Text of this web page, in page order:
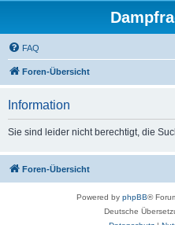
FAQ
Foren-Übersicht
Information
Sie sind leider nicht berechtigt, die
Foren-Übersicht
Powered by phpBB®
Deutsche